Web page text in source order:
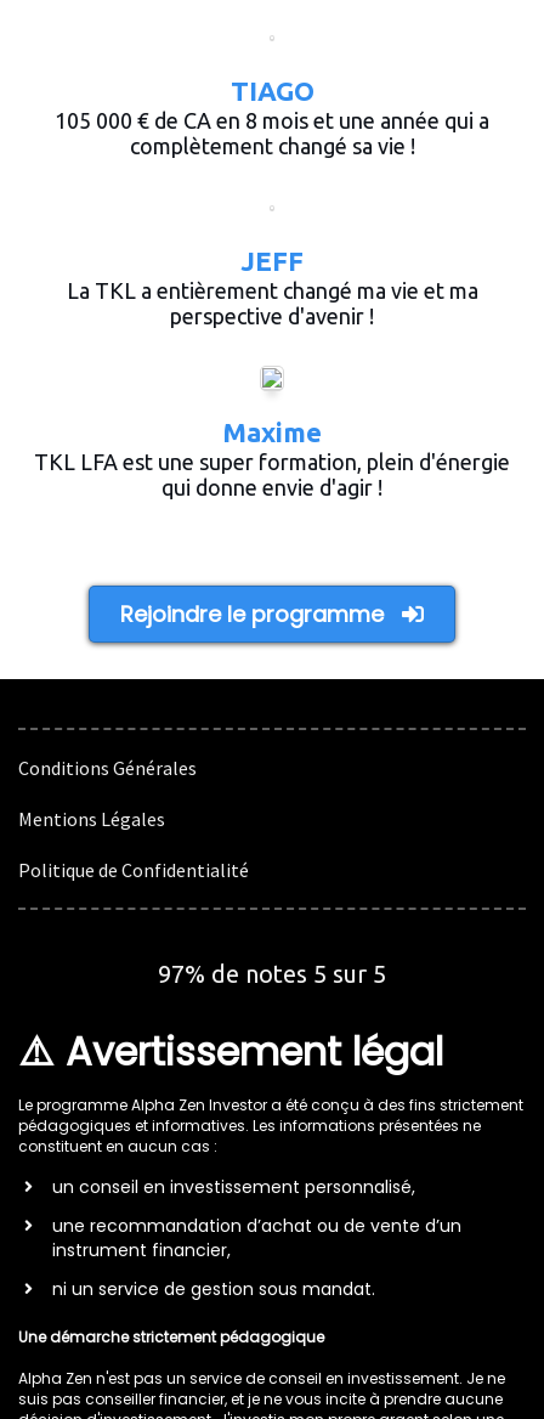
TIAGO
105 000 € de CA en 8 mois et une année qui a
complètement changé sa vie !
JEFF
La TKL a entièrement changé ma vie et ma
perspective d'avenir !
Maxime
TKL LFA est une super formation, plein d'énergie
qui donne envie d'agir !
Rejoindre le programme
Conditions Générales
Mentions Légales
Politique de Confidentialité
97% de notes 5 sur 5
⚠️ Avertissement légal
Le programme Alpha Zen Investor a été conçu à des fins strictement
pédagogiques et informatives. Les informations présentées ne
constituent en aucun cas :
un conseil en investissement personnalisé,
une recommandation d’achat ou de vente d’un
instrument financier,
ni un service de gestion sous mandat.
Une démarche strictement pédagogique
Alpha Zen n'est pas un service de conseil en investissement. Je ne
suis pas conseiller financier, et je ne vous incite à prendre aucune